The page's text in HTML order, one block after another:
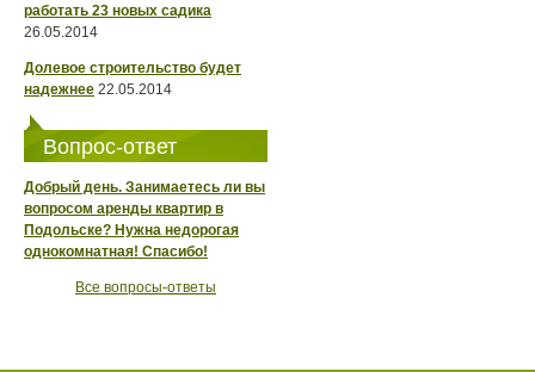
работать 23 новых садика
26.05.2014
Долевое строительство будет
надежнее 22.05.2014
Вопрос-ответ
Добрый день. Занимаетесь ли вы
вопросом аренды квартир в
Подольске? Нужна недорогая
однокомнатная! Спасибо!
Все вопросы-ответы